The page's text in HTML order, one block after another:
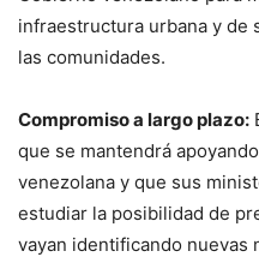
infraestructura urbana y de
las comunidades.
Compromiso a largo plazo:
que se mantendrá
venezolana y que sus
estudiar la posibilidad de
vayan identificando nuevas